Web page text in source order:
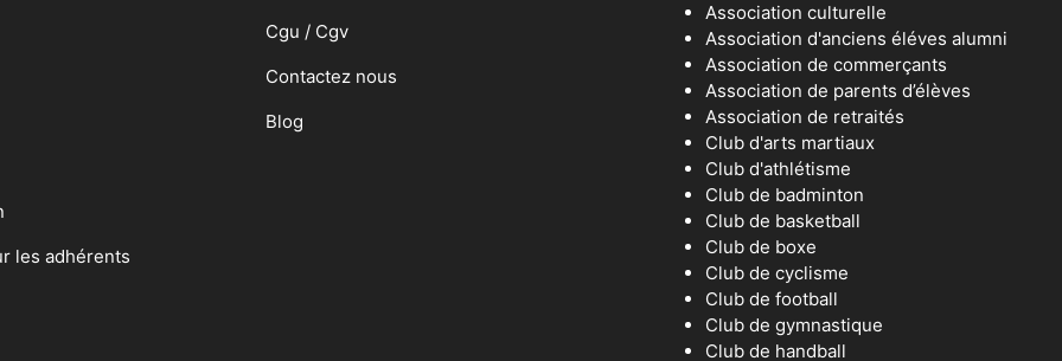
les adhérents
Cgu / Cgv
Contactez nous
Blog
Association culturelle
Association d'anciens éléves alumni
Association de commerçants
Association de parents d’élèves
Association de retraités
Club d'arts martiaux
Club d'athlétisme
Club de badminton
Club de basketball
Club de boxe
Club de cyclisme
Club de football
Club de gymnastique
Club de handball